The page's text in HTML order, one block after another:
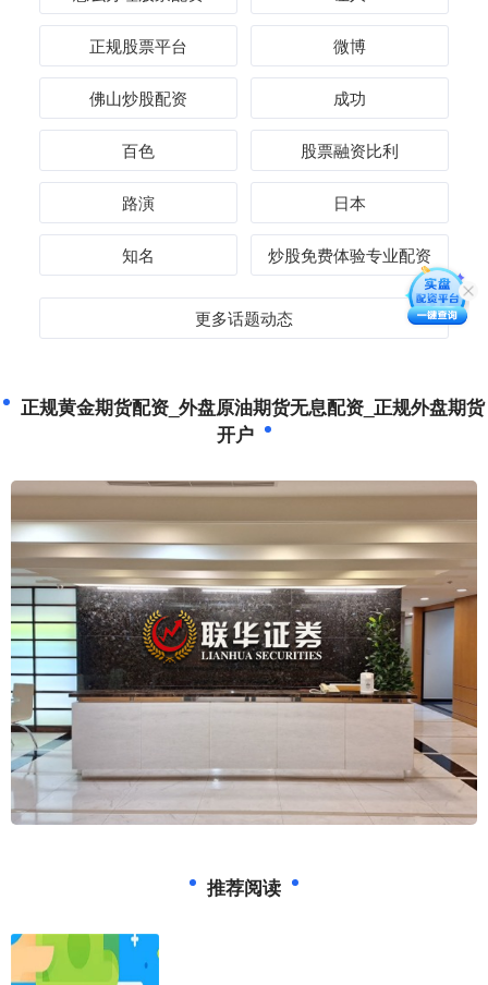
正规股票平台 微博
佛山炒股配资 成功
百色 股票融资比利
路演 日本
知名 炒股免费体验专业配资
更多话题动态
正规黄金期货配资_外盘原油期货无息配资_正规外盘期货
开户
推荐阅读